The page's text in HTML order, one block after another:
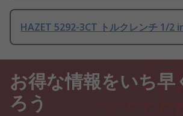
HAZET 5292-3CT トルクレンチ 1/2
お得な情報をいち早
ろう